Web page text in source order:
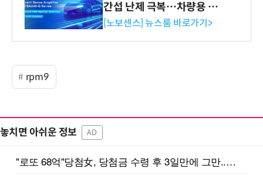
간섭 난제 극복…차량용 전
류 감지 증폭기
[노보센스] 뉴스룸 바로가기>
rpm9
놓치면 아쉬운 정보 AD